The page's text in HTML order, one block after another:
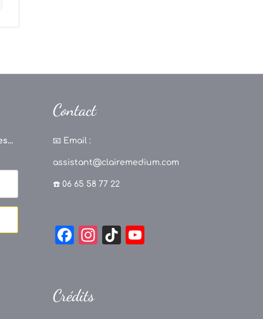
Contact
📧 Email :
assistant@clairemedium.com
☎️ 06 65 58 77 22
F
e
In
Ti
Crédits